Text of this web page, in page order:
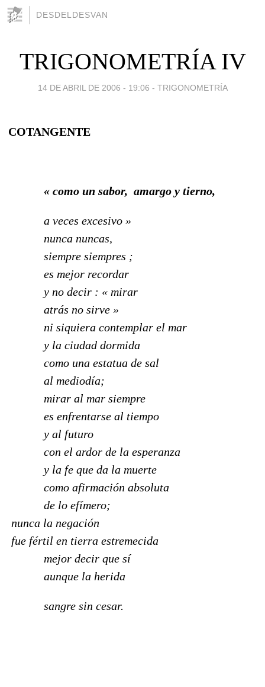
DESDELDESVAN
TRIGONOMETRÍA IV
14 DE ABRIL DE 2006 - 19:06 - TRIGONOMETRÍA
COTANGENTE
« como un sabor, amargo y tierno,
a veces excesivo »
nunca nuncas,
siempre siempres ;
es mejor recordar
y no decir : « mirar
atrás no sirve »
ni siquiera contemplar el mar
y la ciudad dormida
como una estatua de sal
al mediodía;
mirar al mar siempre
es enfrentarse al tiempo
y al futuro
con el ardor de la esperanza
y la fe que da la muerte
como afirmación absoluta
de lo efímero;
nunca la negación
fue fértil en tierra estremecida
mejor decir que sí
aunque la herida
sangre sin cesar.